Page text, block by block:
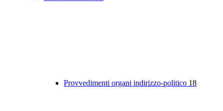
Provvedimenti organi indirizzo-politico 18